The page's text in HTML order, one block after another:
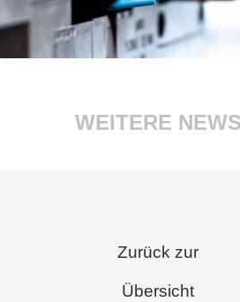
WEITERE NEWS
Zurück zur
Übersicht